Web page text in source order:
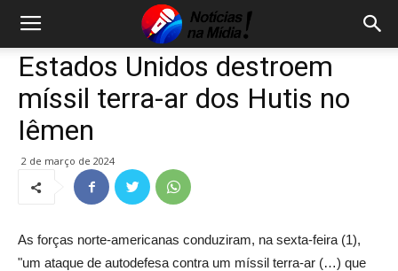
Estados Unidos destroem
míssil terra-ar dos Hutis no
Iêmen
2 de março de 2024
As forças norte-americanas conduziram, na sexta-feira (1),
"um ataque de autodefesa contra um míssil terra-ar (…) que